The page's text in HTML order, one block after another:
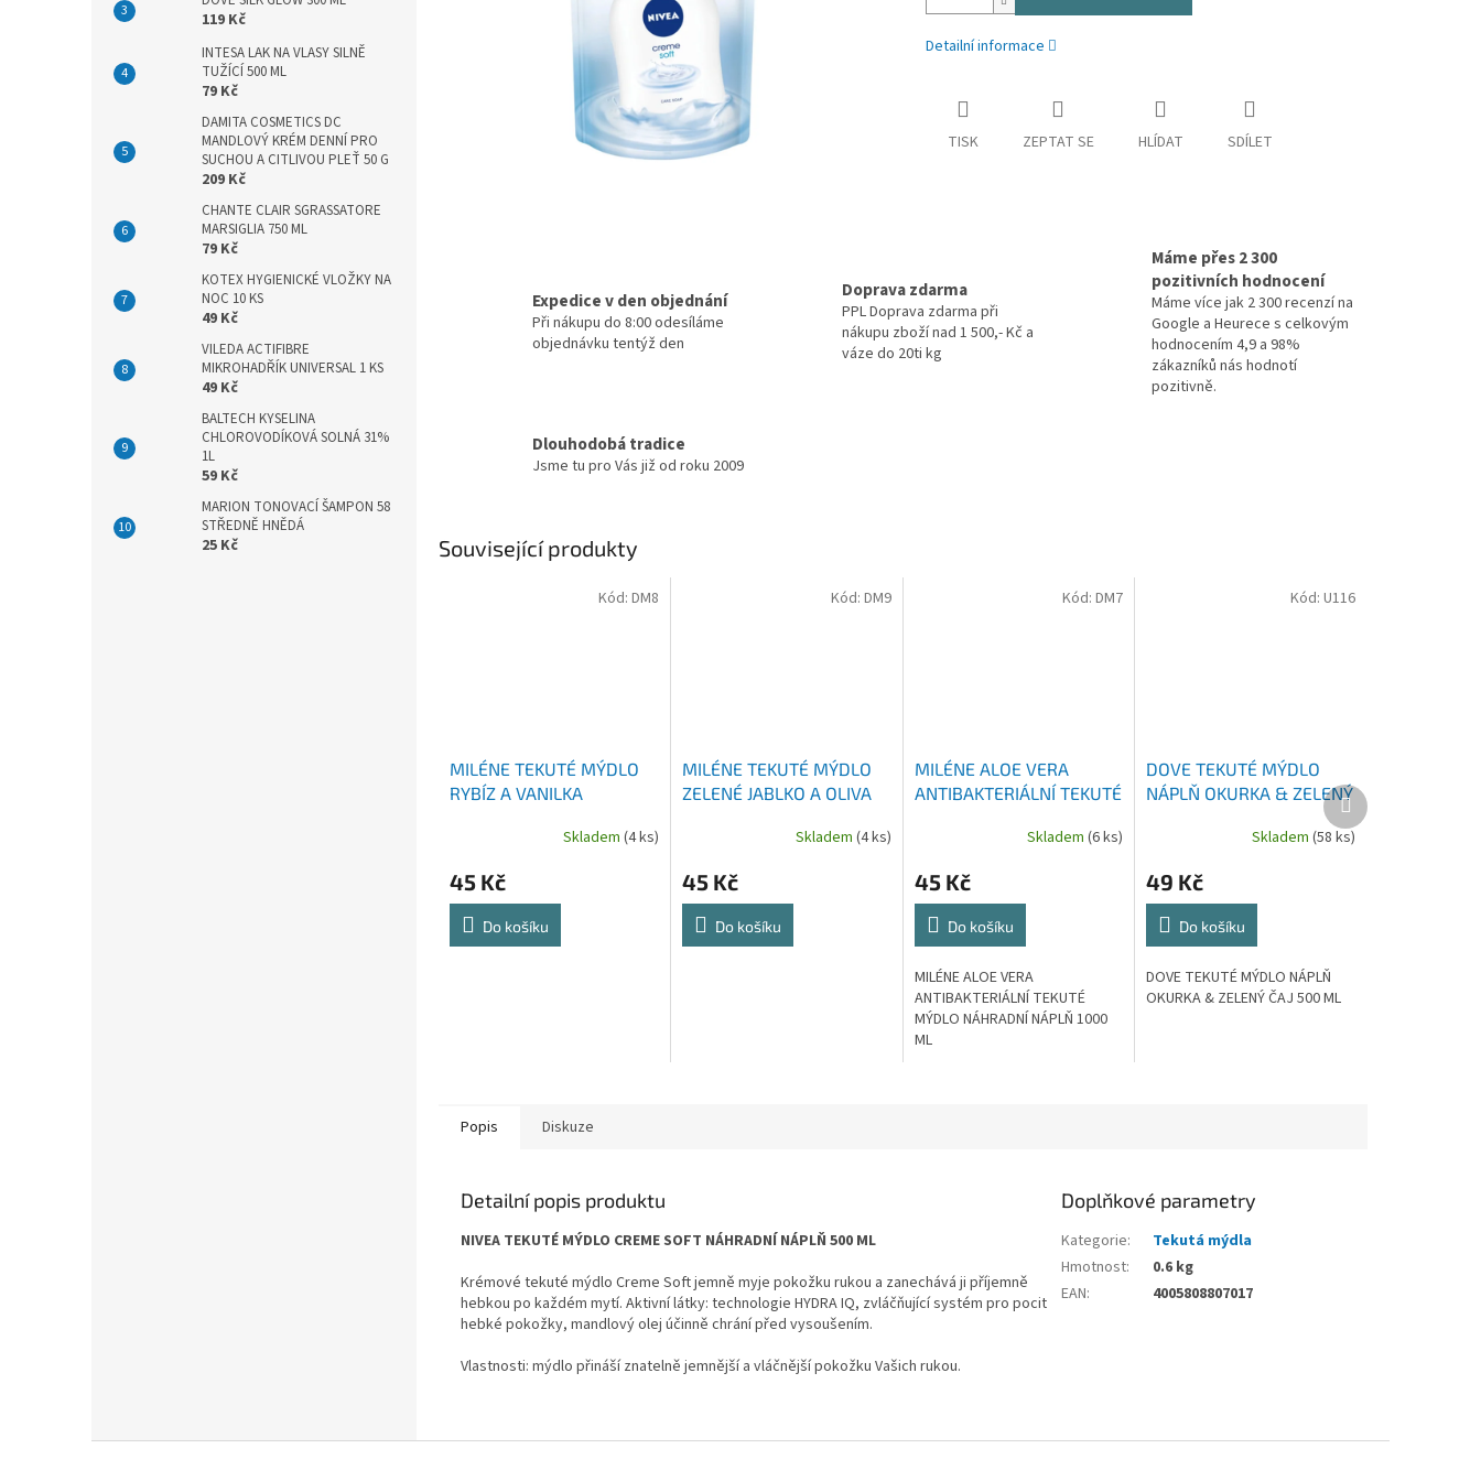
119 Kč
INTESA LAK NA VLASY SILNĚ
TUŽÍCÍ 500 ML
79 Kč
DAMITA COSMETICS DC
MANDLOVÝ KRÉM DENNÍ PRO
SUCHOU A CITLIVOU PLEŤ 50 G
209 Kč
CHANTE CLAIR SGRASSATORE
MARSIGLIA 750 ML
79 Kč
KOTEX HYGIENICKÉ VLOŽKY NA
NOC 10 KS
49 Kč
VILEDA ACTIFIBRE
MIKROHADŘÍK UNIVERSAL 1 KS
49 Kč
BALTECH KYSELINA
CHLOROVODÍKOVÁ SOLNÁ 31%
1L
59 Kč
MARION TONOVACÍ ŠAMPON 58
STŘEDNĚ HNĚDÁ
25 Kč
Detailní informace
TISK ZEPTAT SE HLÍDAT SDÍLET
Expedice v den objednání
Při nákupu do 8:00 odesíláme
objednávku tentýž den
Doprava zdarma
PPL Doprava zdarma při
nákupu zboží nad 1 500,- Kč a
váze do 20ti kg
Máme přes 2 300
pozitivních hodnocení
Máme více jak 2 300 recenzí na
Google a Heurece s celkovým
hodnocením 4,9 a 98%
zákazníků nás hodnotí
pozitivně.
Dlouhodobá tradice
Jsme tu pro Vás již od roku 2009
Související produkty
MILÉNE TEKUTÉ MÝDLO
RYBÍZ A VANILKA
Skladem (4 ks)
45 Kč
Do košíku
Kód: DM8
MILÉNE TEKUTÉ MÝDLO
ZELENÉ JABLKO A OLIVA
Skladem (4 ks)
45 Kč
Do košíku
Kód: DM9
MILÉNE ALOE VERA
ANTIBAKTERIÁLNÍ TEKUTÉ
Skladem(6 ks)
45 Kč
Do košíku
MILÉNE ALOE VERA
ANTIBAKTERIÁLNÍ TEKUTÉ
MÝDLO NÁHRADNÍ NÁPLŇ 1000
ML
Kód:DM7
DOVE TEKUTÉ MÝDLO
NÁPLŇ OKURKA & ZELENÝ
Skladem (58 ks)
49 Kč
Do košíku
DOVE TEKUTÉ MÝDLO NÁPLŇ
OKURKA & ZELENÝ ČAJ 500 ML
Kód: U116
Další
produkt
Popis Diskuze
Detailní popis produktu
NIVEA TEKUTÉ MÝDLO CREME SOFT NÁHRADNÍ NÁPLŇ 500 ML
Krémové tekuté mýdlo Creme Soft jemně myje pokožku rukou a zanechává ji příjemně
hebkou po každém mytí. Aktivní látky: technologie HYDRA IQ, zvláčňující systém pro pocit
hebké pokožky, mandlový olej účinně chrání před vysoušením.
Vlastnosti: mýdlo přináší znatelně jemnější a vláčnější pokožku Vašich rukou.
Doplňkové parametry
Kategorie:
Tekutá mýdla
Hmotnost:
0.6 kg
EAN: 4005808807017